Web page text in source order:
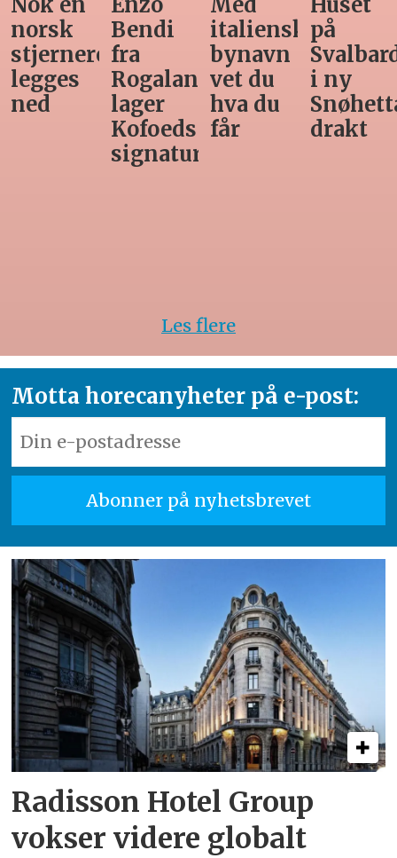
norsk
stjernerestaurant
legges
ned
Bendi
fra
Rogaland
lager
Kofoeds
signaturrett
italiensk
bynavn
vet du
hva du
får
på
i ny
drakt
Les flere
Motta horecanyheter på e-post:
Radisson Hotel Group
vokser videre globalt